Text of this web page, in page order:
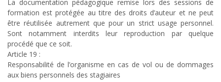
La documentation pédagogique remise lors des sessions de
formation est protégée au titre des droits d’auteur et ne peut
être réutilisée autrement que pour un strict usage personnel.
Sont notamment interdits leur reproduction par quelque
procédé que ce soit.
Article 19 :
Responsabilité de l’organisme en cas de vol ou de dommages
aux biens personnels des stagiaires